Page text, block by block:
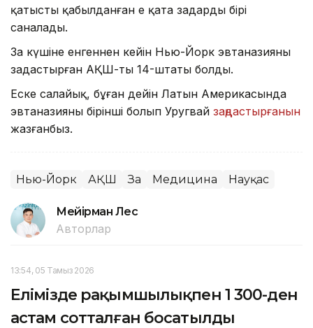
қатысты қабылданған ең қатаң заңдардың бірі
саналады.
Заң күшіне енгеннен кейін Нью-Йорк эвтаназияны
заңдастырған АҚШ-тың 14-штаты болды.
Еске салайық, бұған дейін Латын Америкасында
эвтаназияны бірінші болып Уругвай заңдастырғанын
жазғанбыз.
Нью-Йорк АҚШ Заң Медицина Науқас
Мейірман Лес
Авторлар
13:54, 05 Тамыз 2026
Елімізде рақымшылықпен 1 300-ден
астам сотталған босатылды